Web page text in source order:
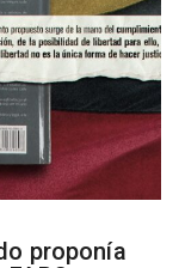
proponía